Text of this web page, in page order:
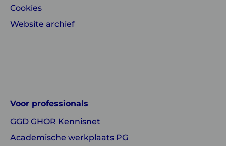
Cookies
Website archief
GHOR
Nederland
GHOR
Nederland
Voor professionals
GGD GHOR Kennisnet
Academische werkplaats PG